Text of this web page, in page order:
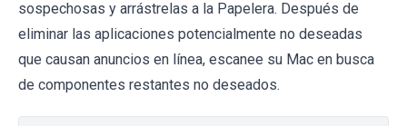
sospechosas y arrástrelas a la Papelera. Después de
eliminar las aplicaciones potencialmente no deseadas
que causan anuncios en línea, escanee su Mac en busca
de componentes restantes no deseados.